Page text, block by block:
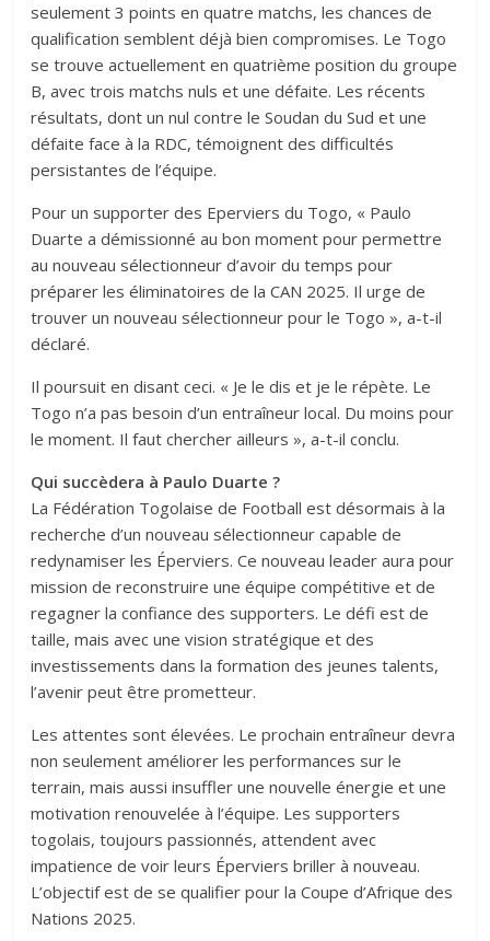
seulement 3 points en quatre matchs, les chances de
qualification semblent déjà bien compromises. Le Togo
se trouve actuellement en quatrième position du groupe
B, avec trois matchs nuls et une défaite. Les récents
résultats, dont un nul contre le Soudan du Sud et une
défaite face à la RDC, témoignent des difficultés
persistantes de l’équipe.
Pour un supporter des Eperviers du Togo, « Paulo
Duarte a démissionné au bon moment pour permettre
au nouveau sélectionneur d’avoir du temps pour
préparer les éliminatoires de la CAN 2025. Il urge de
trouver un nouveau sélectionneur pour le Togo », a-t-il
déclaré.
Il poursuit en disant ceci. « Je le dis et je le répète. Le
Togo n’a pas besoin d’un entraîneur local. Du moins pour
le moment. Il faut chercher ailleurs », a-t-il conclu.
Qui succèdera à Paulo Duarte ?
La Fédération Togolaise de Football est désormais à la
recherche d’un nouveau sélectionneur capable de
redynamiser les Éperviers. Ce nouveau leader aura pour
mission de reconstruire une équipe compétitive et de
regagner la confiance des supporters. Le défi est de
taille, mais avec une vision stratégique et des
investissements dans la formation des jeunes talents,
l’avenir peut être prometteur.
Les attentes sont élevées. Le prochain entraîneur devra
non seulement améliorer les performances sur le
terrain, mais aussi insuffler une nouvelle énergie et une
motivation renouvelée à l’équipe. Les supporters
togolais, toujours passionnés, attendent avec
impatience de voir leurs Éperviers briller à nouveau.
L’objectif est de se qualifier pour la Coupe d’Afrique des
Nations 2025.